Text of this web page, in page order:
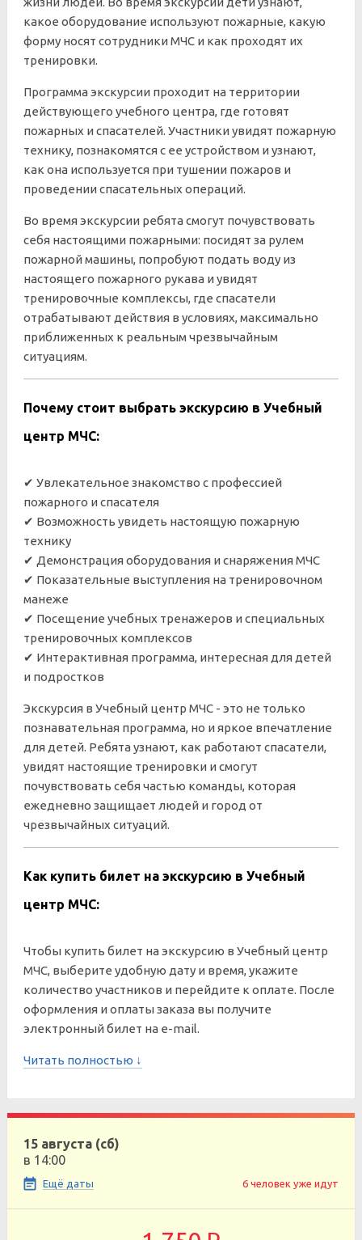
какое оборудование используют пожарные, какую
форму носят сотрудники МЧС и как проходят их
тренировки.
Программа экскурсии проходит на территории
действующего учебного центра, где готовят
пожарных и спасателей. Участники увидят пожарную
технику, познакомятся с ее устройством и узнают,
как она используется при тушении пожаров и
проведении спасательных операций.
Во время экскурсии ребята смогут почувствовать
себя настоящими пожарными: посидят за рулем
пожарной машины, попробуют подать воду из
настоящего пожарного рукава и увидят
тренировочные комплексы, где спасатели
отрабатывают действия в условиях, максимально
приближенных к реальным чрезвычайным
ситуациям.
Почему стоит выбрать экскурсию в Учебный
центр МЧС:
✔ Увлекательное знакомство с профессией
пожарного и спасателя
✔ Возможность увидеть настоящую пожарную
технику
✔ Демонстрация оборудования и снаряжения МЧС
✔ Показательные выступления на тренировочном
манеже
✔ Посещение учебных тренажеров и специальных
тренировочных комплексов
✔ Интерактивная программа, интересная для детей
и подростков
Экскурсия в Учебный центр МЧС - это не только
познавательная программа, но и яркое впечатление
для детей. Ребята узнают, как работают спасатели,
увидят настоящие тренировки и смогут
почувствовать себя частью команды, которая
ежедневно защищает людей и город от
чрезвычайных ситуаций.
Как купить билет на экскурсию в Учебный
центр МЧС:
Чтобы купить билет на экскурсию в Учебный центр
МЧС, выберите удобную дату и время, укажите
количество участников и перейдите к оплате. После
оформления и оплаты заказа вы получите
электронный билет на e-mail.
Читать полностью ↓
15 августа (сб)
в 14:00
Ещё даты 6 человек уже идут